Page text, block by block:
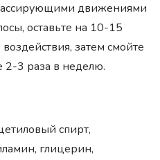
движениями
оставьте на 10-15
затем смойте
2-3 раза в неделю.
спирт,
глицерин,